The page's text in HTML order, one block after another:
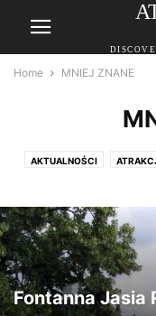
Home MNIEJ ZNANE
AKTUALNOŚCI
Fontanna Jasia